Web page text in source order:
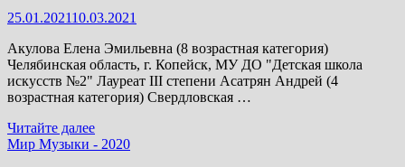
25.01.202110.03.2021
Акулова Елена Эмильевна (8 возрастная категория)
Челябинская область, г. Копейск, МУ ДО "Детская школа
искусств №2" Лауреат III степени Асатрян Андрей (4
возрастная категория) Свердловская …
Итоги
VII
Читайте далее
Мир Музыки - 2020